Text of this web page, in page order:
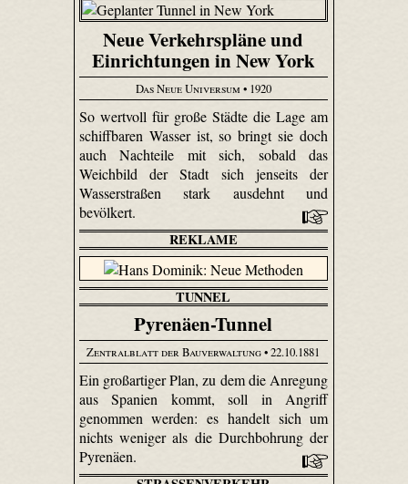
Neue Verkehrspläne und
Einrichtungen in New York
Das Neue Universum • 1920
So wertvoll für große Städte die Lage am
schiffbaren Wasser ist, so bringt sie doch
auch Nachteile mit sich, sobald das
Weichbild der Stadt sich jenseits der
Wasserstraßen stark ausdehnt und
bevölkert.
REKLAME
TUNNEL
Pyrenäen-Tunnel
Zentralblatt der Bauverwaltung• 22.10.1881
Ein großartiger Plan, zu dem die Anregung
aus Spanien kommt, soll in Angriff
genommen werden: es handelt sich um
nichts weniger als die Durchbohrung der
Pyrenäen.